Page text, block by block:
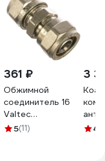
361 ₽
Обжимной
соединитель 16
Valtec
VTm.303.N.001616
5(11)
3
4.4